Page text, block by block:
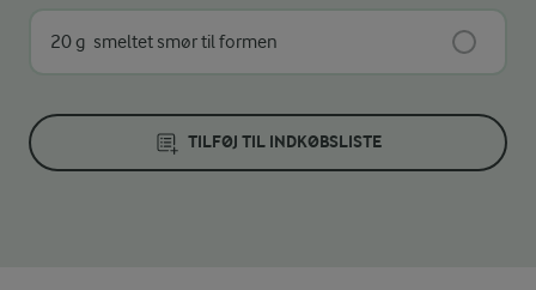
20 g smeltet smør til formen
TILFØJ TIL INDKØBSLISTE